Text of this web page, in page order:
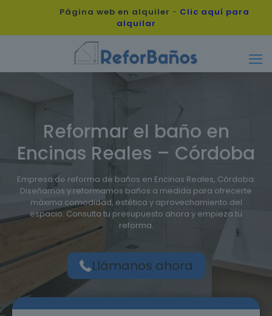
Página web en alquiler - Clic aquí para
alquilar
Reformar el baño en
Encinas Reales – Córdoba
Empresa de reforma de baños en Encinas Reales, Córdoba.
Diseñamos y reformamos baños a medida para ofrecerte
máxima comodidad, estética y aprovechamiento del
espacio. Consulta tu presupuesto ahora y empieza tu
reforma.
Llámanos ahora